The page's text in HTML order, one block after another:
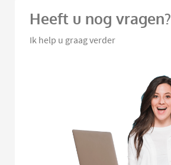
Heeft u nog vragen?
Ik help u graag verder